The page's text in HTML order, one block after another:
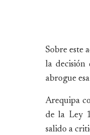
Sobre este
la decisión
abrogue
Arequipa
de la Ley
salido a